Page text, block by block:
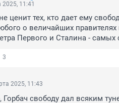
11:41
ценит тех, кто дает ему
о величайших
Первого и Сталина -
3
2025, 11:43
Горбач свободу дал всяким